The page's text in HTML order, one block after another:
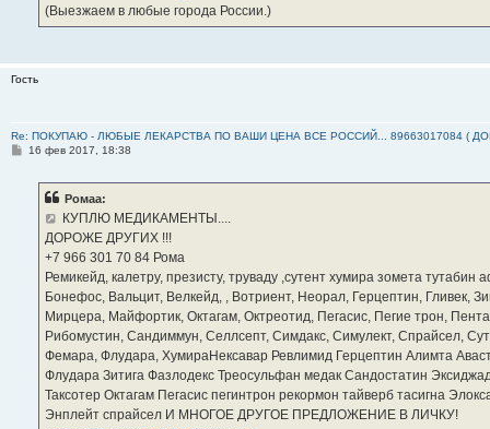
(Выезжаем в любые города России.)
Гость
Re: ПОКУПАЮ - ЛЮБЫЕ ЛЕКАРСТВА ПО ВАШИ ЦЕНА ВСЕ РОССИЙ... 89663017084 (
С16 фев 2017, 18:38
Ромаа:
КУПЛЮ МЕДИКАМЕНТЫ....
ДОРОЖЕ ДРУГИХ !!!
‪+7 966 301 70 84‬ Рома
Ремикейд, калетру, презисту, труваду ,сутент хумира зомета
Бонефос, Вальцит, Велкейд, , Вотриент, Неорал, Герцептин, Гливек,
Мирцера, Майфортик, Октагам, Октреотид, Пегасис, Пегие трон,
Рибомустин, Сандиммун, Селлсепт, Симдакс, Симулект, Спрайсел,
Фемара, Флудара, ХумираНексавар Ревлимид Герцептин Алимта
Флудара Зитига Фазлодекс Треосульфан медак Сандостатин
Таксотер Октагам Пегасис пегинтрон рекормон тайверб тасигна
Энплейт спрайсел И МНОГОЕ ДРУГОЕ ПРЕДЛОЖЕНИЕ В ЛИЧКУ!